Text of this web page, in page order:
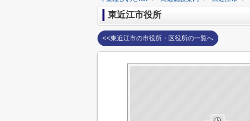
東近江市役所
<<東近江市の市役所・区役所の一覧へ